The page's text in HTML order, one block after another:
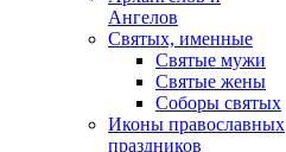
Ангелов
Святых, именные
Святые мужи
Святые жены
Соборы святых
Иконы православных
праздников